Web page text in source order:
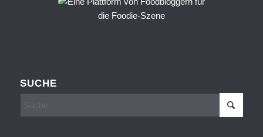
SUCHE